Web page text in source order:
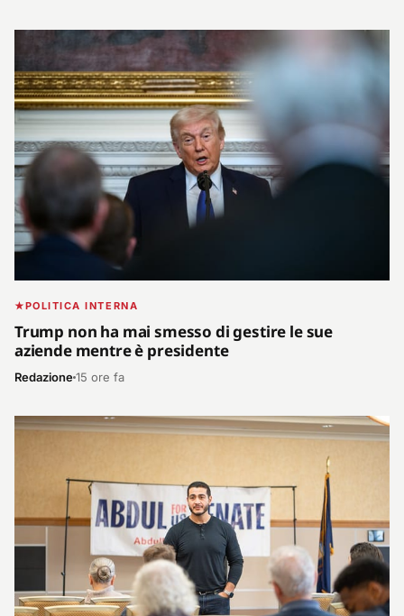
POLITICA INTERNA
Trump non ha mai smesso di gestire le sue
aziende mentre è presidente
Redazione15 ore fa